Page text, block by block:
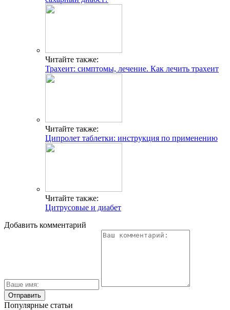
Читайте также:
Трахеит: симптомы, лечение. Как лечить трахеит
Читайте также:
Ципролет таблетки: инструкция по применению
Читайте также:
Цитрусовые и диабет
Добавить комментарий
Популярные статьи